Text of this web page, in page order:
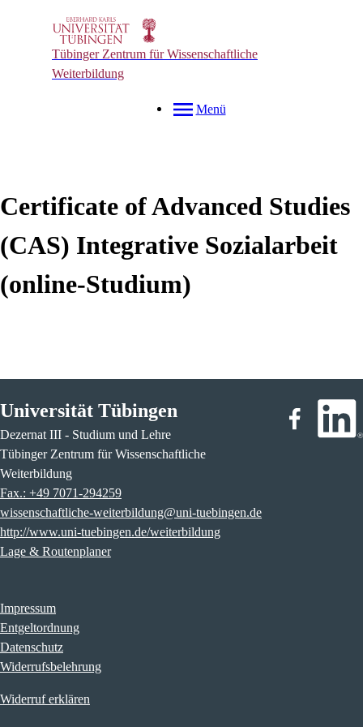
Tübinger Zentrum für Wissenschaftliche
Weiterbildung
Menü
Certificate of Advanced Studies
(CAS) Integrative Sozialarbeit
(online-Studium)
Universität Tübingen
Dezernat III - Studium und Lehre
Tübinger Zentrum für Wissenschaftliche
Weiterbildung
Fax.: +49 7071-294259
wissenschaftliche-weiterbildung@uni-tuebingen.de
http://www.uni-tuebingen.de/weiterbildung
Lage & Routenplaner
Impressum
Entgeltordnung
Datenschutz
Widerrufsbelehrung
Widerruf erklären